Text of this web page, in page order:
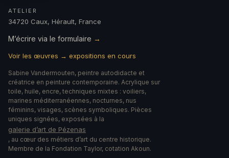
ATELIER
34720 Caux, Hérault, France
M’écrire via le formulaire →
Voir les œuvres → expositions en cours
Sabine Vandermouten, peintre autodidacte et
créatrice en peinture contemporaine. Acrylique sur
toile, huile, encre, techniques mixtes : voiliers,
marines méditerranéennes, nocturnes, nus
féminins, visages, scènes symboliques. Pièces
uniques signées, exposées à la
galerie d’art de Pézenas
, au cœur des métiers d’art du centre historique.
Membre de la Fondation Taylor, cotation Akoun.